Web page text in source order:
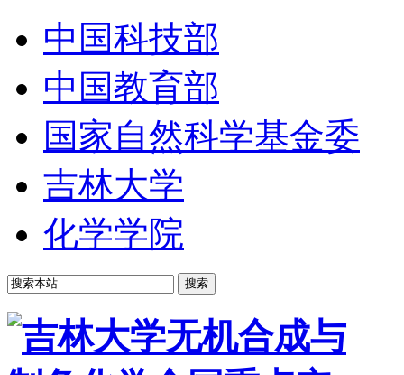
中国科技部
中国教育部
国家自然科学基金委
吉林大学
化学学院